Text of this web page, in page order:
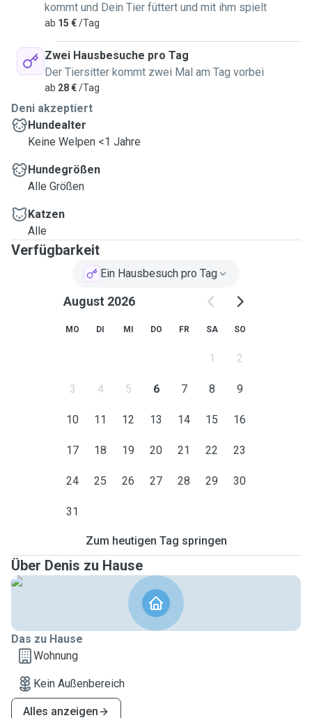
kommt und Dein Tier füttert und mit ihm spielt
ab 15 €/Tag
Zwei Hausbesuche pro Tag
Der Tiersitter kommt zwei Mal am Tag vorbei
ab 28 €/Tag
Deni akzeptiert
Hundealter
Keine Welpen <1 Jahre
Hundegrößen
Alle Größen
Katzen
Alle
Verfügbarkeit
Ein Hausbesuch pro Tag
August 2026
MO DI MI DO FR SA SO
1 2
3 4 5 6 7 8 9
10 11 12 13 14 15 16
17 18 19 20 21 22 23
24 25 26 27 28 29 30
31
Zum heutigen Tag springen
Über Denis zu Hause
Das zu Hause
Wohnung
Kein Außenbereich
Alles anzeigen